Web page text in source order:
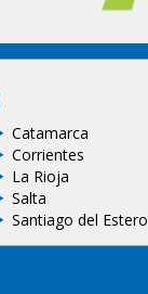
Catamarca
Corrientes
La Rioja
Salta
Santiago del Estero